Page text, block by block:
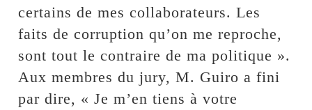
certains de mes collaborateurs. Les
faits de corruption qu’on me reproche,
sont tout le contraire de ma politique ».
Aux membres du jury, M. Guiro a fini
par dire, « Je m’en tiens à votre